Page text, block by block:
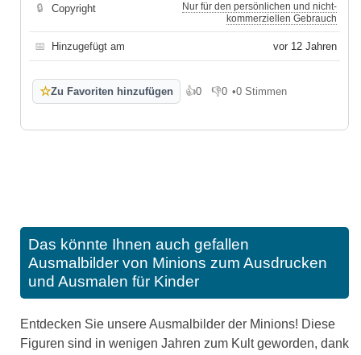
🔒 Copyright
Nur für den persönlichen und nicht-
kommerziellen Gebrauch
📅 Hinzugefügt am vor 12 Jahren
☆Zu Favoriten hinzufügen 👍0
Gefällt mir
👎0
Gefällt mir nicht
•0 Stimmen
Das könnte Ihnen auch gefallen
Ausmalbilder von Minions zum Ausdrucken
und Ausmalen für Kinder
Entdecken Sie unsere Ausmalbilder der Minions! Diese
Figuren sind in wenigen Jahren zum Kult geworden, dank